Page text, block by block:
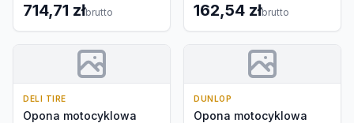
714,71 złbrutto 162,54 złbrutto
DELI TIRE
Opona motocyklowa
DUNLOP
Opona motocyklowa